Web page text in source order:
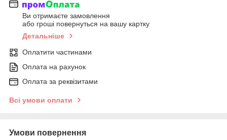
Ви отримаєте замовлення
або гроші повернуться на вашу картку
Детальніше
Оплатити частинами
Оплата на рахунок
Оплата за реквізитами
Всі умови оплати
Умови повернення